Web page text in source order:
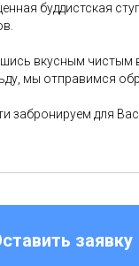
буддистская
вкусным чистым
мы отправимся
забронируем для
заявку